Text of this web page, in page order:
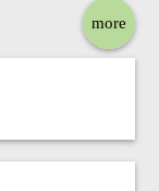
more